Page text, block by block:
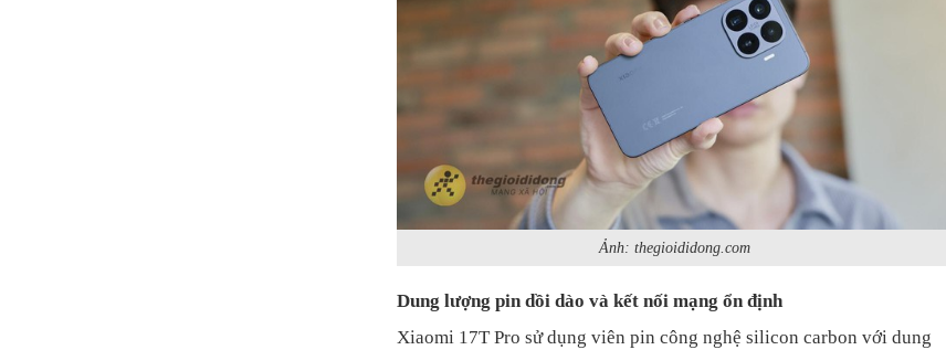
Ảnh: thegioididong.com
Dung lượng pin dồi dào và kết nối mạng ổn định
Xiaomi 17T Pro sử dụng viên pin công nghệ silicon carbon với dung